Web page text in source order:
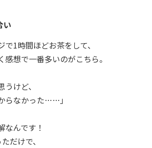
い
1時間ほどお茶をして、
感想で一番多いのがこちら。
うけど、
らなかった……」
なんです！
だけで、